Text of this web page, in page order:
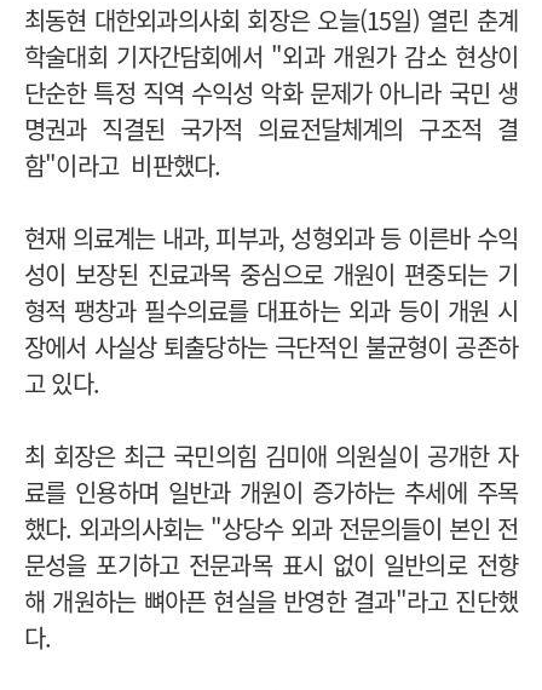
최동현 대한외과의사회 회장은 오늘(15일) 열린 춘계
학술대회 기자간담회에서 "외과 개원가 감소 현상이
단순한 특정 직역 수익성 악화 문제가 아니라 국민 생
명권과 직결된 국가적 의료전달체계의 구조적 결
함"이라고 비판했다.
현재 의료계는 내과, 피부과, 성형외과 등 이른바 수익
성이 보장된 진료과목 중심으로 개원이 편중되는 기
형적 팽창과 필수의료를 대표하는 외과 등이 개원 시
장에서 사실상 퇴출당하는 극단적인 불균형이 공존하
고 있다.
최 회장은 최근 국민의힘 김미애 의원실이 공개한 자
료를 인용하며 일반과 개원이 증가하는 추세에 주목
했다. 외과의사회는 "상당수 외과 전문의들이 본인 전
문성을 포기하고 전문과목 표시 없이 일반의로 전향
해 개원하는 뼈아픈 현실을 반영한 결과"라고 진단했
다.